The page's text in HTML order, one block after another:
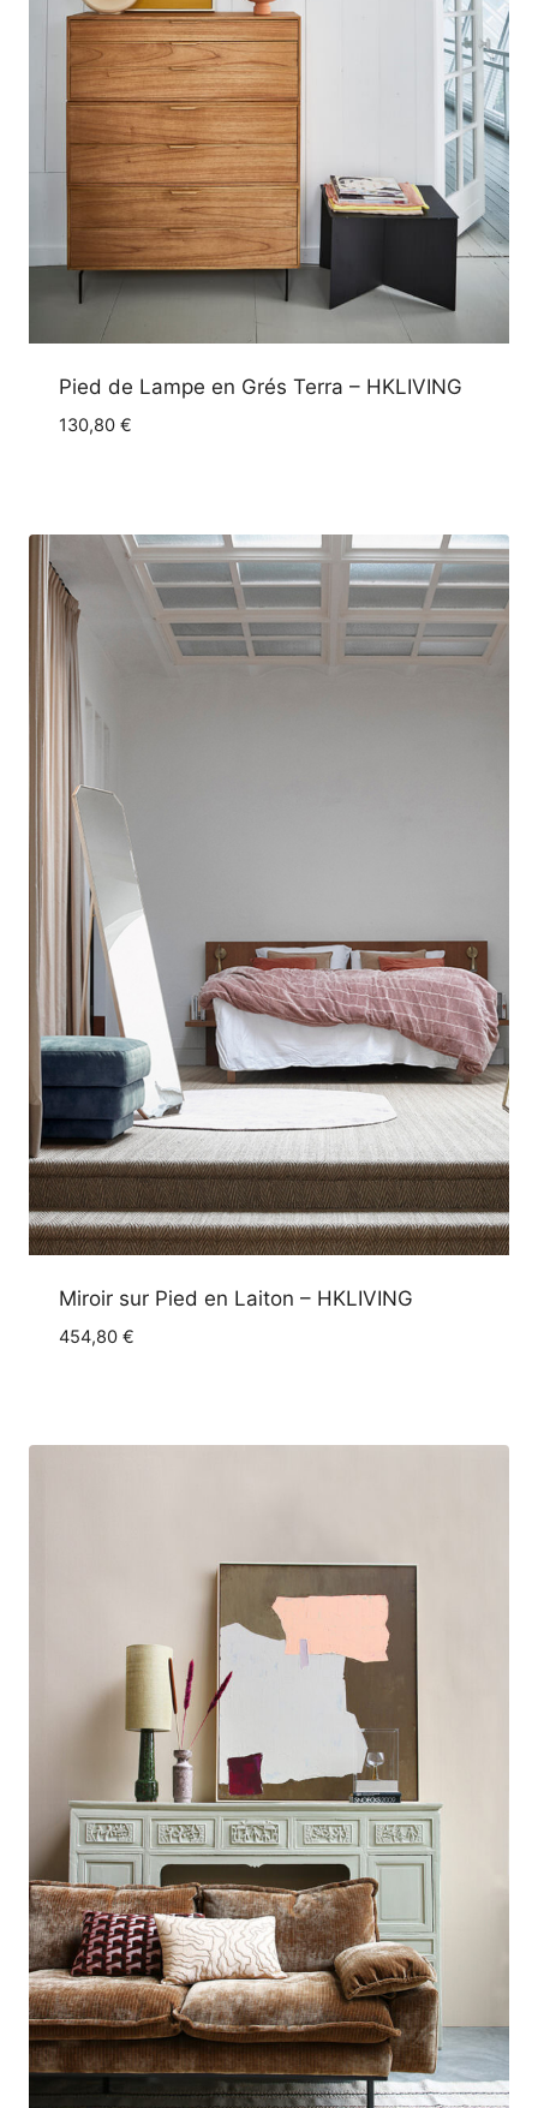
Pied de Lampe en Grés Terra – HKLIVING
130,80 €
Miroir sur Pied en Laiton – HKLIVING
454,80 €